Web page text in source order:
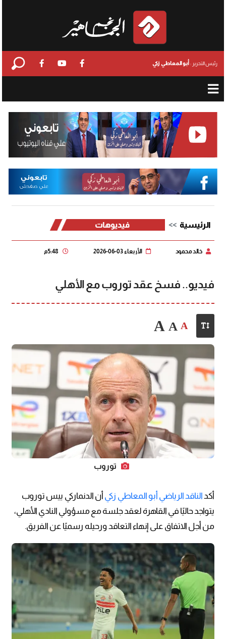
رئيس التحرير : أبو المعاطي زكي
الرئيسية فيديوهات
خالد محمود الأربعاء 03-06-2026
فيديو.. فسخ عقد توروب مع الأهلي
A
A
A
توروب
أكد الناقد الرياضي أبو المعاطي زكيأن الدنماركي ييس توروب
يتواجد حاليًا في القاهرة لعقد جلسة مع مسؤولي النادي الأهلي،
من أجل الاتفاق على إنهاء التعاقد ورحيله رسميًا عن الفريق.